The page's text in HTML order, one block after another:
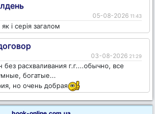
05-08-2026 11:43
і серія загалом
03-08-2026 21:29
расхваливания г.г....обычно, все
богатые...
но очень добрая